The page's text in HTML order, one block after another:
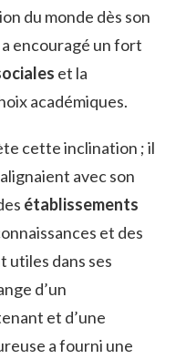
du monde dès son
encouragé un fort
et la
académiques.
cette inclination ; il
avec son
établissements
et des
utiles dans ses
d’un
et d’une
a fourni une